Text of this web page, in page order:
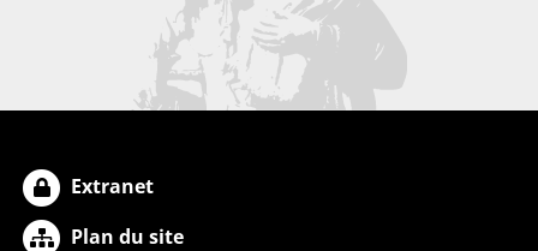
Extranet
Plan du site